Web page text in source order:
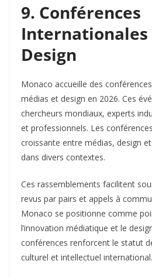
9. Conférences
Internationales
Design
Monaco accueille des
médias et design en 2026. Ces
chercheurs mondiaux, experts
et professionnels. Les
croissante entre médias, design
dans divers contextes.
Ces rassemblements facilitent
revus par pairs et appels à
Monaco se positionne comme
l’innovation médiatique et le
conférences renforcent le statut
culturel et intellectuel international.